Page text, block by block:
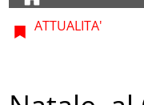
ATTUALITA'